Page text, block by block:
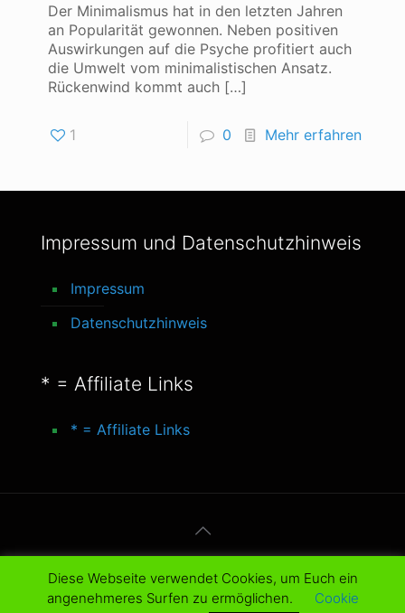
Der Minimalismus hat in den letzten Jahren
an Popularität gewonnen. Neben positiven
Auswirkungen auf die Psyche profitiert auch
die Umwelt vom minimalistischen Ansatz.
Rückenwind kommt auch […]
1 0 Mehr erfahren
Impressum und Datenschutzhinweis
Impressum
Datenschutzhinweis
* = Affiliate Links
* = Affiliate Links
© 2016-2025 better-life-blog. All Rights
Reserved.
Diese Webseite verwendet Cookies, um Euch ein
angenehmeres Surfen zu ermöglichen.
Cookie